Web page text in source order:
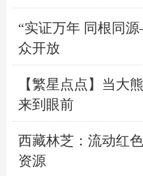
“实证万年 同根同
众开放
【繁星点点】当大
来到眼前
西藏林芝：流动红
资源